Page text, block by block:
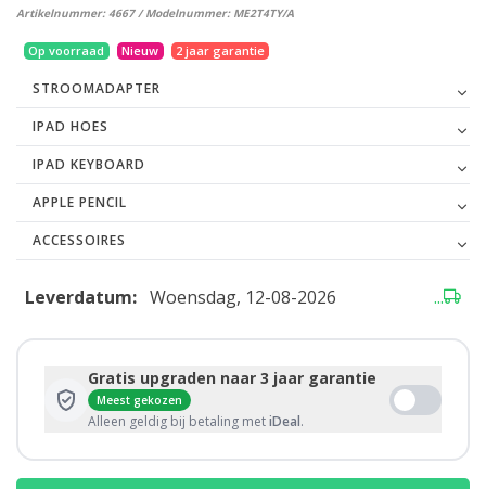
Artikelnummer: 4667 / Modelnummer: ME2T4TY/A
Op voorraad Nieuw 2 jaar garantie
STROOMADAPTER
IPAD HOES
IPAD KEYBOARD
APPLE PENCIL
ACCESSOIRES
Leverdatum: Woensdag, 12-08-2026 ...
Gratis upgraden naar 3 jaar garantie
Meest gekozen
Alleen geldig bij betaling metiDeal.